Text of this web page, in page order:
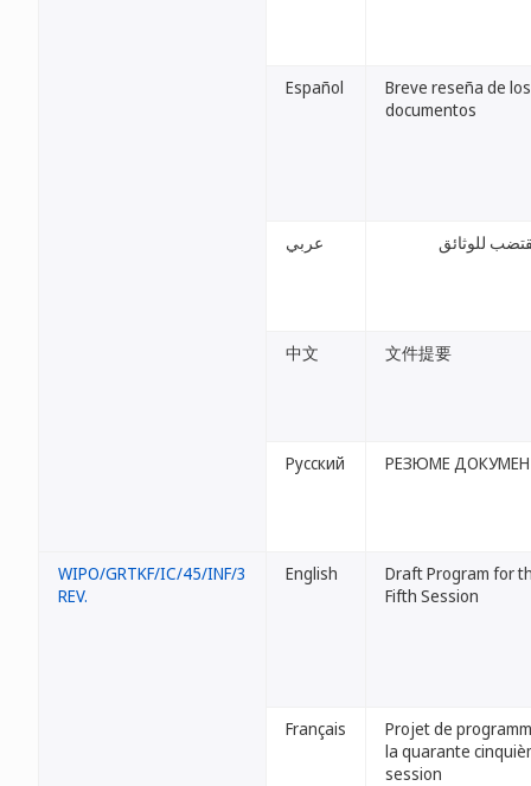
Español
Breve reseña de los
documentos
عربي للوثائق
中文 文件提要
Русский РЕЗЮМЕ
WIPO/GRTKF/IC/45/INF/3
REV.
English
Draft Program for
Fifth Session
Français
Projet de
la quarante
session